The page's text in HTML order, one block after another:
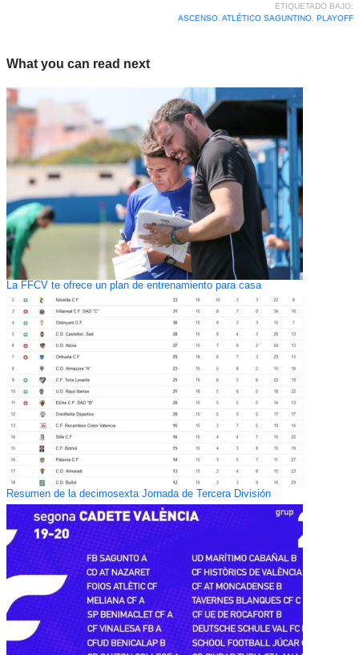
ETIQUETADO BAJO:
ASCENSO, ATLÉTICO SAGUNTINO, PLAYOFF
What you can read next
La FFCV te ofrece un plan de entrenamiento para casa
Resumen de la decimosexta Jornada de Tercera División